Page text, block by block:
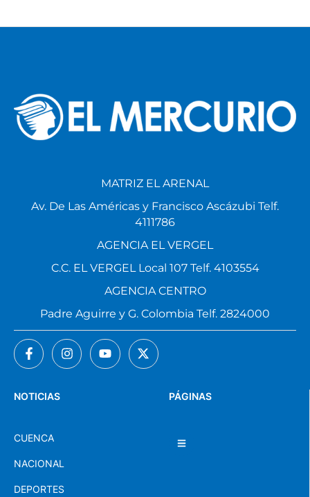
PÁGINAS
NOTICIAS
CUENCA
NACIONAL
DEPORTES
MATRIZ EL ARENAL
Av. De Las Américas y Francisco Ascázubi Telf.
4111786
AGENCIA EL VERGEL
C.C. EL VERGEL Local 107 Telf. 4103554
AGENCIA CENTRO
Padre Aguirre y G. Colombia Telf. 2824000